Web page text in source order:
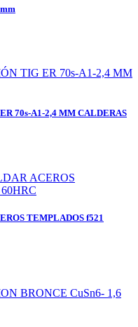
70s-A1-2,4 MM CALDERAS
TEMPLADOS f521